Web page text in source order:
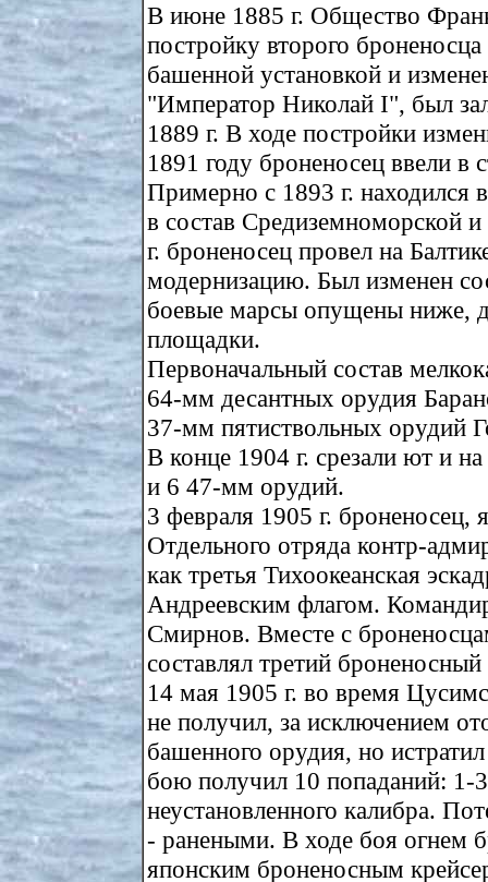
В июне 1885 г. Общество
постройку второго
башенной установкой и
"Император Николай I", был
1889 г. В ходе постройки
1891 году броненосец ввели в
Примерно с 1893 г. находился
в состав Средиземноморской
г. броненосец провел на
модернизацию. Был изменен
боевые марсы опущены ниже,
площадки.
Первоначальный состав
64-мм десантных орудия
37-мм пятиствольных орудий
В конце 1904 г. срезали ют и
и 6 47-мм орудий.
3 февраля 1905 г. броненосец,
Отдельного отряда контр-
как третья Тихоокеанская
Андреевским флагом.
Смирнов. Вместе с
составлял третий
14 мая 1905 г. во время
не получил, за исключением
башенного орудия, но
бою получил 10 попаданий:
неустановленного калибра.
- ранеными. В ходе боя огнем
японским броненосным